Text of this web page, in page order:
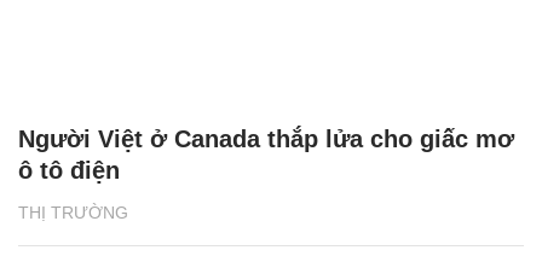
THỊ TRƯỜNG
Người Việt ở Canada thắp lửa cho giấc mơ
ô tô điện